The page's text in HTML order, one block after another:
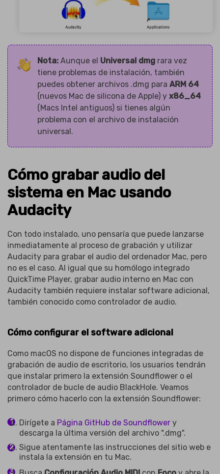
Nota:Aunque el Universal dmgrara vez
tiene problemas de instalación, también
puedes obtener archivos .dmg para ARM 64
(nuevos Mac de silicona de Apple) y x86_64
(Macs Intel antiguos) si tienes algún
problema con el archivo de instalación
universal.
Cómo grabar audio del
sistema en Mac usando
Audacity
Con todo instalado, uno pensaría que puede lanzarse
inmediatamente al proceso de grabación y utilizar
Audacity para grabar el audio del ordenador Mac, pero
no es el caso. Al igual que su homólogo integrado
QuickTime Player, grabar audio interno en Mac con
Audacity también requiere instalar software adicional,
también conocido como controlador de audio.
Cómo configurar el software adicional
Como macOS no dispone de funciones integradas de
grabación de audio de escritorio, los usuarios tendrán
que instalar primero la extensión Soundflower o el
controlador de bucle de audio BlackHole. Veamos
primero cómo hacerlo con la extensión Soundflower:
Dirígete a Página GitHub de Soundflower y
descarga la última versión del archivo ".dmg".
Sigue atentamente las instrucciones del sitio web e
instala la extensión en tu Mac.